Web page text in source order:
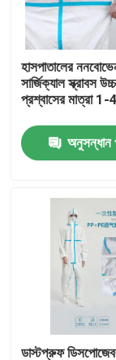
কারখানা ভ্রমণ
মান নিয়ন্ত্রণ
যোগাযোগ করুন
উদ্ধৃতির জন্য
নিষ্পত্তিযোগ্য
নিষ্পত্তিযোগ্য
ডিসপোজেবল
হাসপাতালের
সার্জিক্যাল স্ক্রাবস
প্রশ্বাসের মাত্রা
অনুসন্ধান
ডাস্টপ্রুফ